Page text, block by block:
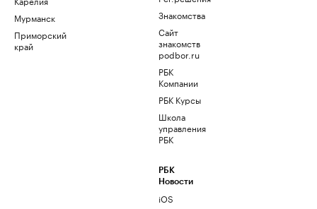
Мурманск
Приморский
край
Знакомства
Сайт
знакомств
podbor.ru
РБК
Компании
РБК Курсы
Школа
управления
РБК
РБК
Новости
iOS